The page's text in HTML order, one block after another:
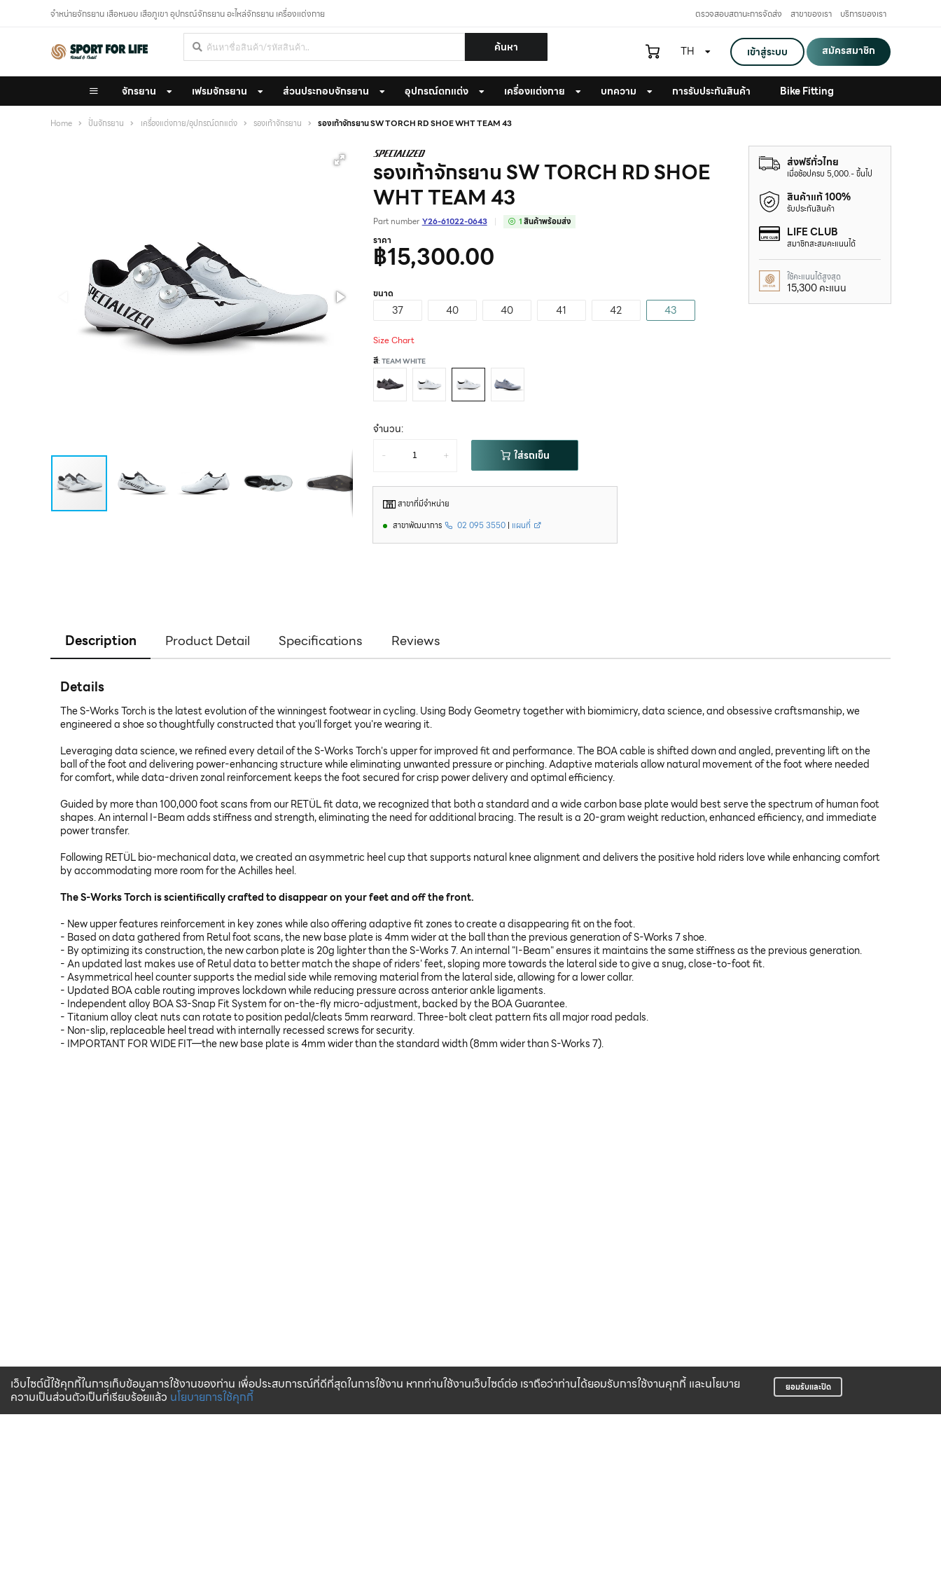
เว็บไซต์นี้ใช้คุกกี้ในการเก็บข้อมูลการใช้งานของท่าน เพื่อประสบการณ์ที่ดีที่สุดในการใช้งาน หากท่านใช้งานเว็บไซต์ต่อ เราถือว่าท่านได้ยอมรับการใช้งานคุกกี้ และนโยบาย
ความเป็นส่วนตัวเป็นที่เรียบร้อยแล้ว นโยบายการใช้คุกกี้
ยอมรับและปิด
จำหน่ายจักรยาน เสือหมอบ เสือภูเขา อุปกรณ์จักรยาน อะไหล่จักรยาน เครื่องแต่งกาย ตรวจสอบสถานะการจัดส่ง สาขาของเรา บริการของเรา
ค้นหา เข้าสู่ระบบ สมัครสมาชิก
TH
จักรยาน เฟรมจักรยาน ส่วนประกอบจักรยาน อุปกรณ์ตกแต่ง เครื่องแต่งกาย บทความ การรับประกันสินค้า Bike Fitting
Home ปั่นจักรยาน เครื่องแต่งกาย/อุปกรณ์ตกแต่ง รองเท้าจักรยาน รองเท้าจักรยาน SW TORCH RD SHOE WHT TEAM 43
รองเท้าจักรยาน SW TORCH RD SHOE
WHT TEAM 43
Part number Y26-61022-0643 1สินค้าพร้อมส่ง
ราคา
฿15,300.00
ขนาด
37 40 40 41 42 43
Size Chart
สี: TEAM WHITE
จำนวน:
-
+ ใส่รถเข็น
สาขาที่มีจำหน่าย
สาขาพัฒนาการ
02 095 3550 | แผนที่
ส่งฟรีทั่วไทย
เมื่อช้อปครบ 5,000.- ขึ้นไป
สินค้าแท้ 100%
รับประกันสินค้า
LIFE CLUB
สมาชิกสะสมคะแนนได้
ใช้คะแนนได้สูงสุด
15,300 คะแนน
Description Product Detail Specifications Reviews
Details
The S-Works Torch is the latest evolution of the winningest footwear in cycling. Using Body Geometry together with biomimicry, data science, and obsessive craftsmanship, we
engineered a shoe so thoughtfully constructed that you'll forget you're wearing it.
Leveraging data science, we refined every detail of the S-Works Torch's upper for improved fit and performance. The BOA cable is shifted down and angled, preventing lift on the
ball of the foot and delivering power-enhancing structure while eliminating unwanted pressure or pinching. Adaptive materials allow natural movement of the foot where needed
for comfort, while data-driven zonal reinforcement keeps the foot secured for crisp power delivery and optimal efficiency.
Guided by more than 100,000 foot scans from our RETÜL fit data, we recognized that both a standard and a wide carbon base plate would best serve the spectrum of human foot
shapes. An internal I-Beam adds stiffness and strength, eliminating the need for additional bracing. The result is a 20-gram weight reduction, enhanced efficiency, and immediate
power transfer.
Following RETÜL bio-mechanical data, we created an asymmetric heel cup that supports natural knee alignment and delivers the positive hold riders love while enhancing comfort
by accommodating more room for the Achilles heel.
The S-Works Torch is scientifically crafted to disappear on your feet and off the front.
- New upper features reinforcement in key zones while also offering adaptive fit zones to create a disappearing fit on the foot.
- Based on data gathered from Retul foot scans, the new base plate is 4mm wider at the ball than the previous generation of S-Works 7 shoe.
- By optimizing its construction, the new carbon plate is 20g lighter than the S-Works 7. An internal "I-Beam" ensures it maintains the same stiffness as the previous generation.
- An updated last makes use of Retul data to better match the shape of riders' feet, sloping more towards the lateral side to give a snug, close-to-foot fit.
- Asymmetrical heel counter supports the medial side while removing material from the lateral side, allowing for a lower collar.
- Updated BOA cable routing improves lockdown while reducing pressure across anterior ankle ligaments.
- Independent alloy BOA S3-Snap Fit System for on-the-fly micro-adjustment, backed by the BOA Guarantee.
- Titanium alloy cleat nuts can rotate to position pedal/cleats 5mm rearward. Three-bolt cleat pattern fits all major road pedals.
- Non-slip, replaceable heel tread with internally recessed screws for security.
- IMPORTANT FOR WIDE FIT—the new base plate is 4mm wider than the standard width (8mm wider than S-Works 7).